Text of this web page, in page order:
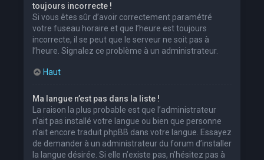
toujours incorrecte !
Si vous êtes sûr d’avoir correctement paramétré
votre fuseau horaire et que l’heure est toujours
incorrecte, il se peut que le serveur ne soit pas à
l’heure. Signalez ce problème à un administrateur.
Haut
Ma langue n’est pas dans la liste !
La raison la plus probable est que l’administrateur
n’ait pas installé votre langue ou bien que personne
n’ait encore traduit phpBB dans votre langue. Essayez
de demander à un administrateur du forum d’installer
la langue désirée. Si elle n’existe pas, n’hésitez pas à